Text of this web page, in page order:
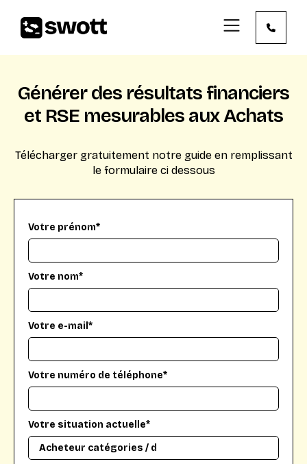
Générer des résultats financiers
et RSE mesurables aux Achats
Télécharger gratuitement notre guide en remplissant
le formulaire ci dessous
Votre prénom*
Votre nom*
Votre e-mail*
Votre numéro de téléphone*
Votre situation actuelle*